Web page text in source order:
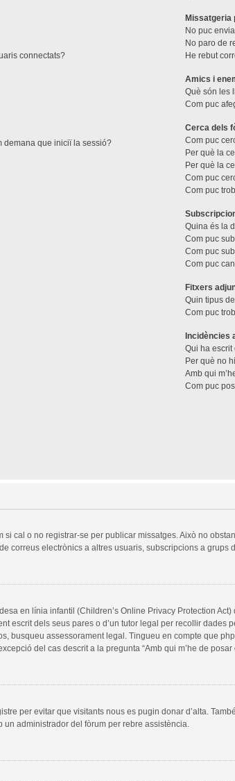
connectats?
demana que iniciï la sessió?
Missatgeria
No puc
No paro de
He rebut
Amics i
Què són les
Com puc
Cerca dels
Com puc
Per què la
Per què la
Com puc
Com puc
Quina és la
Com puc
Com puc
Com puc
Fitxers
Quin tipus
Com puc
Incidències
Qui ha escrit
Per què no
Amb qui
Com puc
si cal o no registrar-se per publicar missatges. Això no
correus electrònics a altres usuaris, subscripcions a
en línia infantil (Children’s Online Privacy Protection
escrit dels seus pares o d’un tutor legal per recollir
busqueu assessorament legal. Tingueu en compte que
del cas descrit a la pregunta “Amb qui m’he de
per evitar que visitants nous es pugin donar d’alta.
un administrador del fòrum per rebre assistència.